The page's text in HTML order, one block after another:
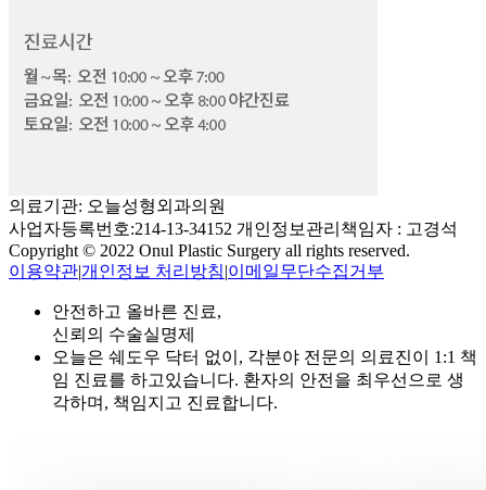
의료기관: 오늘성형외과의원
사업자등록번호:214-13-34152 개인정보관리책임자 : 고경석
Copyright © 2022 Onul Plastic Surgery all rights reserved.
이용약관|개인정보 처리방침|이메일무단수집거부
안전하고 올바른 진료,
신뢰의 수술실명제
오늘은 쉐도우 닥터 없이, 각분야 전문의 의료진이 1:1 책
임 진료를 하고있습니다. 환자의 안전을 최우선으로 생
각하며, 책임지고 진료합니다.